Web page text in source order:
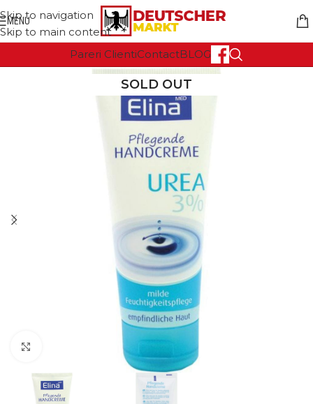
Skip to navigation
Skip to main content
MENU
Pareri ClientiContactBLOG
SOLD OUT